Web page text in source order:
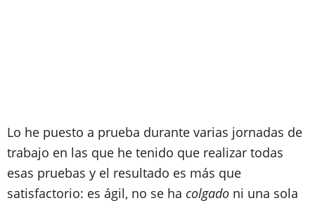
Lo he puesto a prueba durante varias jornadas de
trabajo en las que he tenido que realizar todas
esas pruebas y el resultado es más que
satisfactorio: es ágil, no se ha colgado ni una sola